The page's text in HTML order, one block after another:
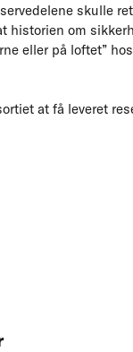
skulle
historien om
eller på loftet”
at få leveret